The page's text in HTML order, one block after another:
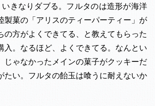
きなりダブる。フルタのは造形が海洋
製菓の「アリスのティーパーティー」が
の方がよくできてる、と教えてもらった
入。なるほど、よくできてる。なんとい
じゃなかったメインの菓子がクッキーだ
たい。フルタの飴玉は喰うに耐えないか